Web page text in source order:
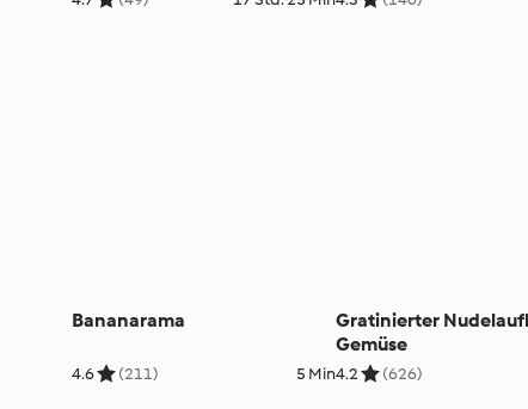
Bananarama
4.6 (211) 5 Min
Gratinierter
Gemüse
4.2 (626)